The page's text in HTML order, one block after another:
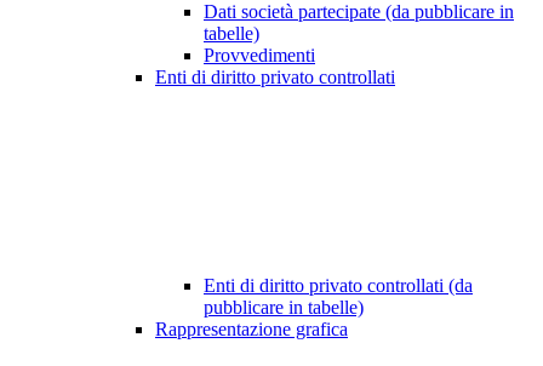
Dati società partecipate (da pubblicare in
tabelle)
Provvedimenti
Enti di diritto privato controllati
Enti di diritto privato controllati (da
pubblicare in tabelle)
Rappresentazione grafica